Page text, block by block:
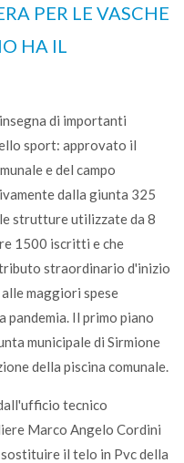
PER LE VASCHE
HA IL
di importanti
sport: approvato il
e del campo
dalla giunta 325
strutture utilizzate da 8
1500 iscritti e che
straordinario d'inizio
maggiori spese
pandemia. Il primo piano
municipale di Sirmione
della piscina comunale.
tecnico
Marco Angelo Cordini
il telo in Pvc della